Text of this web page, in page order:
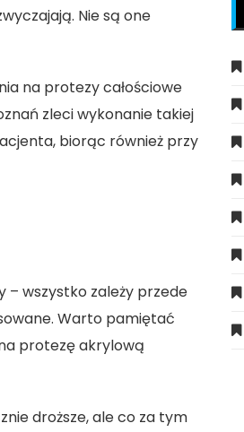
Nie są one
na protezy całościowe
zleci wykonanie takiej
biorąc również przy
– wszystko zależy przede
Warto pamiętać
protezę akrylową
droższe, ale co za tym